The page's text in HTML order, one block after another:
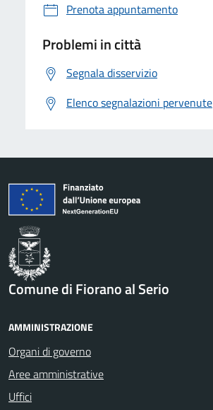
Prenota appuntamento
Problemi in città
Segnala disservizio
Elenco segnalazioni pervenute
Comune di Fiorano al Serio
AMMINISTRAZIONE
Organi di governo
Aree amministrative
Uffici